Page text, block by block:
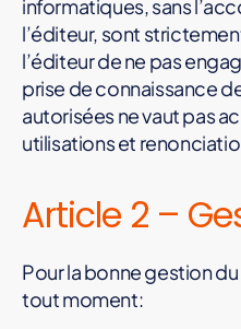
informatiques, sans
l’éditeur, sont
l’éditeur de ne pas
prise de connaissance
autorisées ne vaut pas
utilisations et
Article 2 –
Pour la bonne gestion
tout moment: